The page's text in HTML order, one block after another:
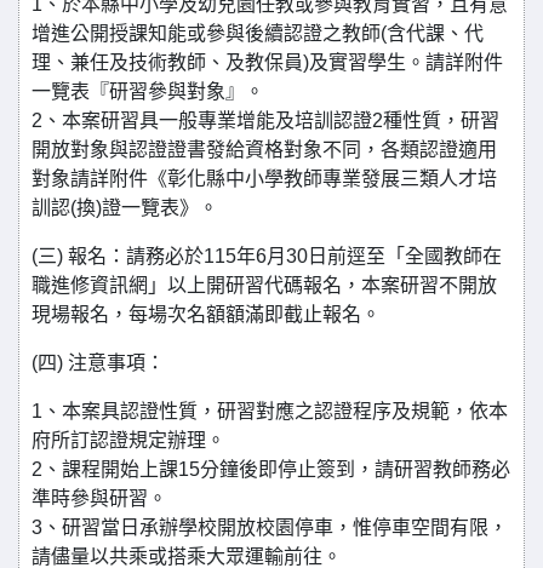
1、於本縣中小學及幼兒園任教或參與教育實習，且有意
增進公開授課知能或參與後續認證之教師(含代課、代
理、兼任及技術教師、及教保員)及實習學生。請詳附件
一覽表『研習參與對象』。
2、本案研習具一般專業增能及培訓認證2種性質，研習
開放對象與認證證書發給資格對象不同，各類認證適用
對象請詳附件《彰化縣中小學教師專業發展三類人才培
訓認(換)證一覽表》。
(三) 報名：請務必於115年6月30日前逕至「全國教師在
職進修資訊網」以上開研習代碼報名，本案研習不開放
現場報名，每場次名額額滿即截止報名。
(四) 注意事項：
1、本案具認證性質，研習對應之認證程序及規範，依本
府所訂認證規定辦理。
2、課程開始上課15分鐘後即停止簽到，請研習教師務必
準時參與研習。
3、研習當日承辦學校開放校園停車，惟停車空間有限，
請儘量以共乘或搭乘大眾運輸前往。